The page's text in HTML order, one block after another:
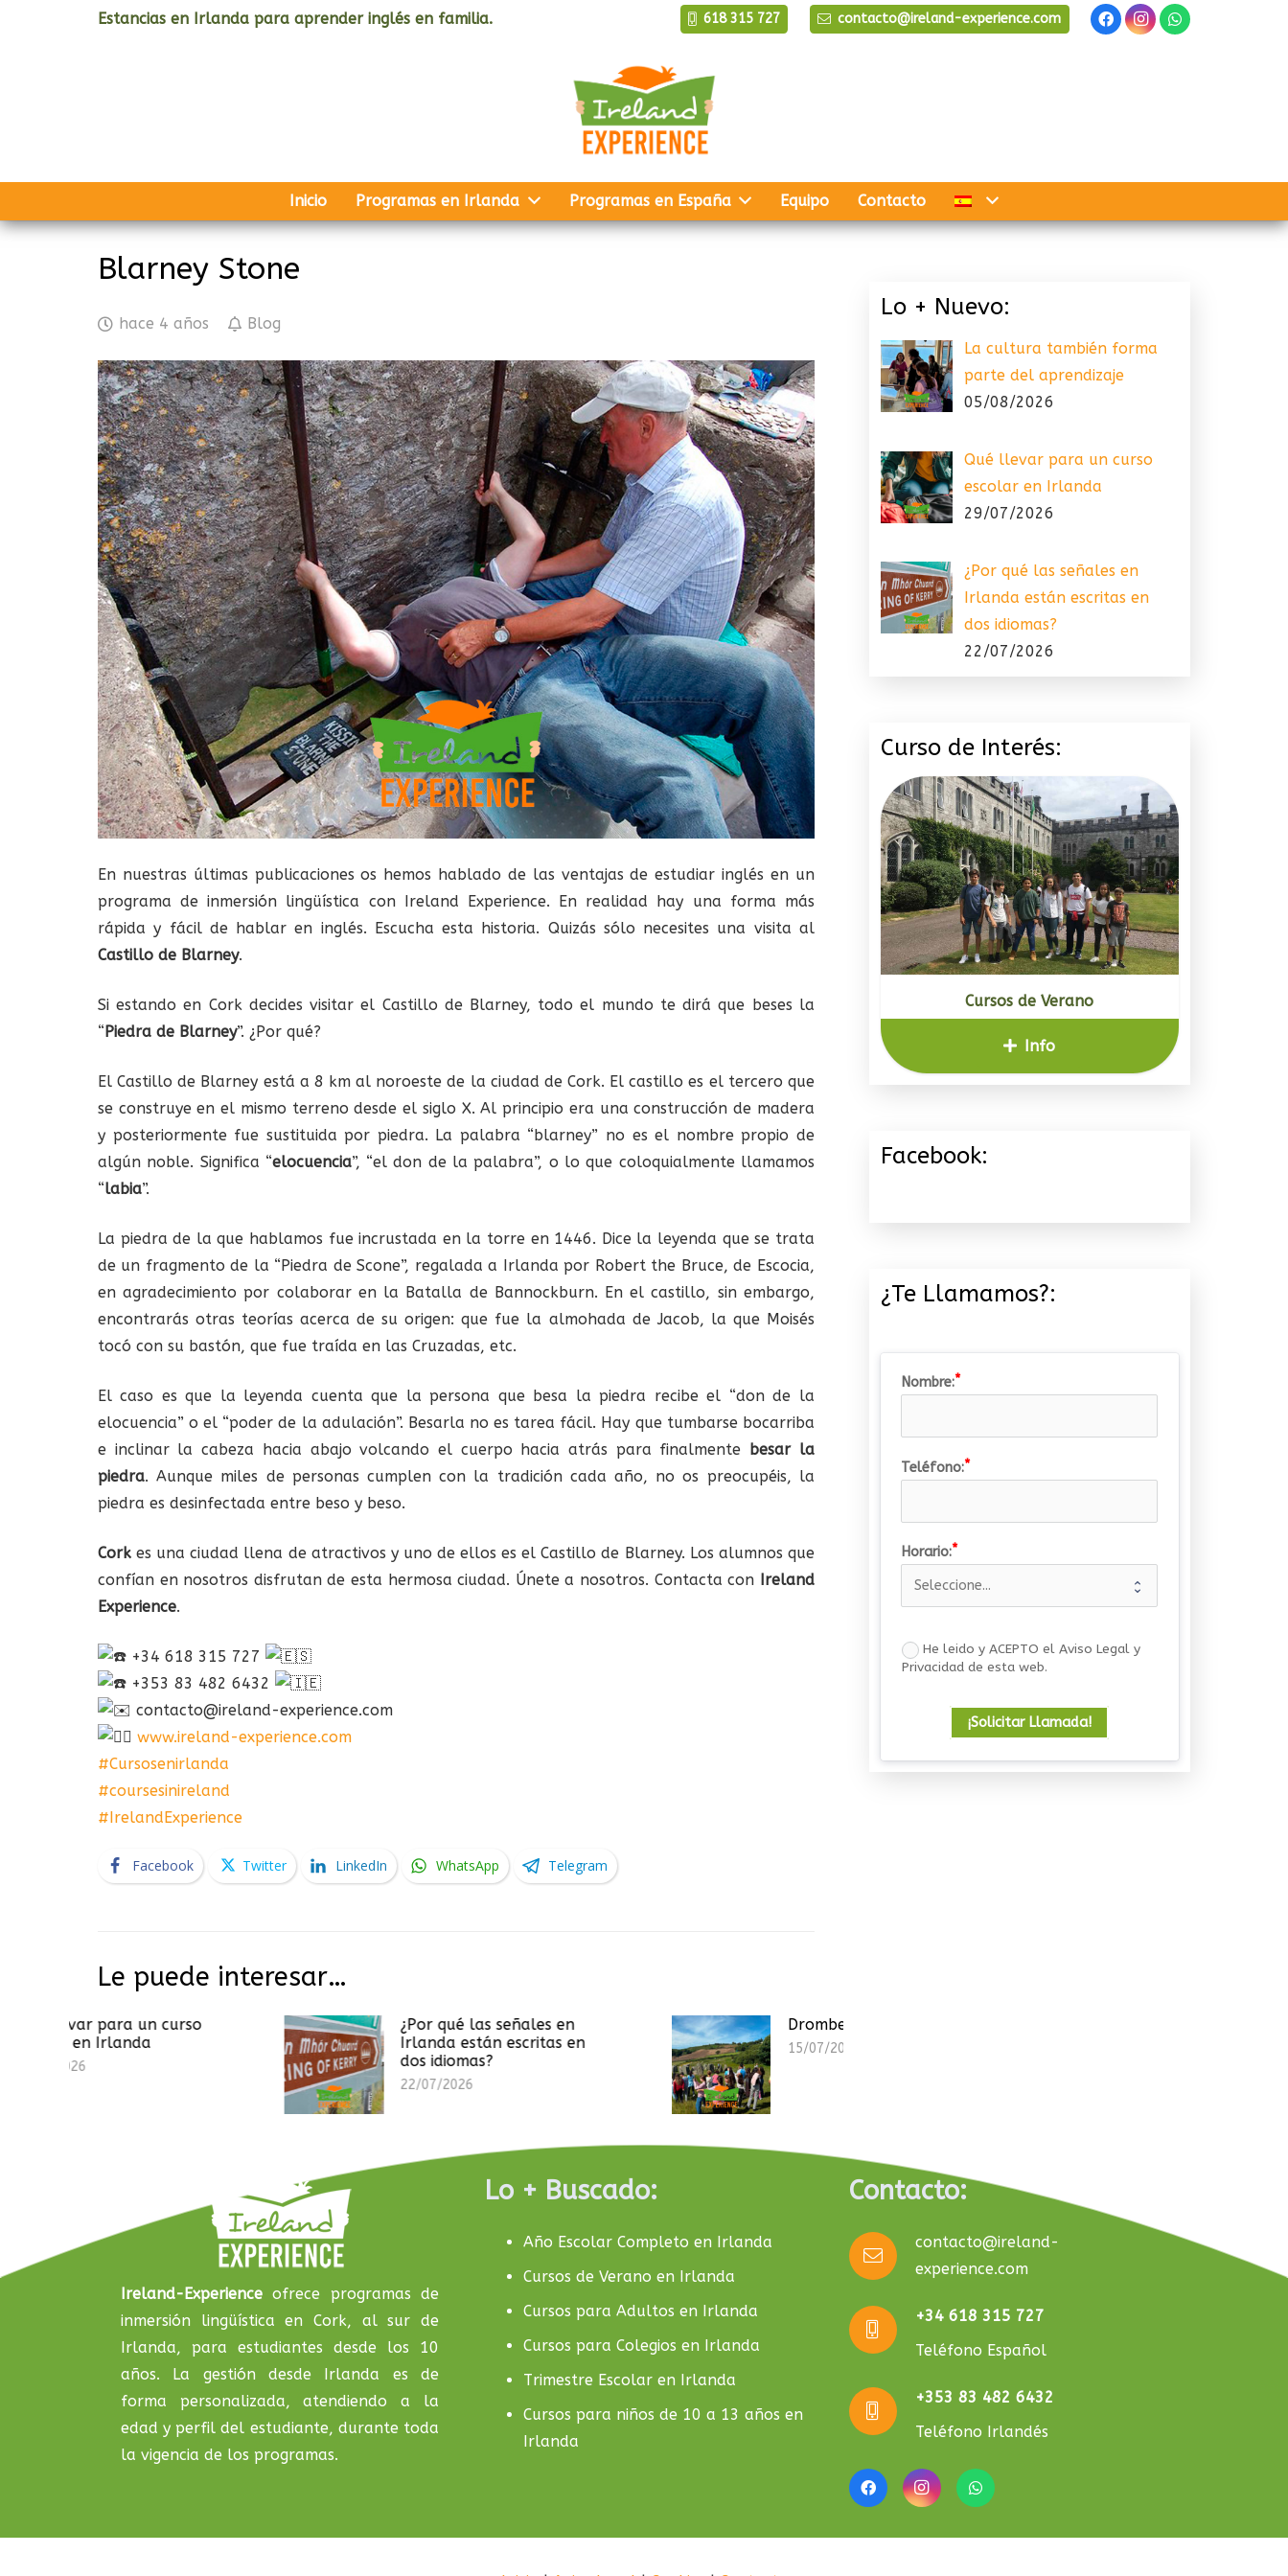
Estancias en Irlanda para aprender inglés en familia. 618 315 727 contacto@ireland-experience.com
Inicio Programas en Irlanda Programas en España Equipo Contacto
Blarney Stone
hace 4 años Blog
En nuestras últimas publicaciones os hemos hablado de las ventajas de estudiar inglés en un
programa de inmersión lingüística con Ireland Experience. En realidad hay una forma más
rápida y fácil de hablar en inglés. Escucha esta historia. Quizás sólo necesites una visita al
Castillo de Blarney.
Si estando en Cork decides visitar el Castillo de Blarney, todo el mundo te dirá que beses la
“Piedra de Blarney”. ¿Por qué?
El Castillo de Blarney está a 8 km al noroeste de la ciudad de Cork. El castillo es el tercero que
se construye en el mismo terreno desde el siglo X. Al principio era una construcción de madera
y posteriormente fue sustituida por piedra. La palabra “blarney” no es el nombre propio de
algún noble. Significa “elocuencia”, “el don de la palabra”, o lo que coloquialmente llamamos
“labia”.
La piedra de la que hablamos fue incrustada en la torre en 1446. Dice la leyenda que se trata
de un fragmento de la “Piedra de Scone”, regalada a Irlanda por Robert the Bruce, de Escocia,
en agradecimiento por colaborar en la Batalla de Bannockburn. En el castillo, sin embargo,
encontrarás otras teorías acerca de su origen: que fue la almohada de Jacob, la que Moisés
tocó con su bastón, que fue traída en las Cruzadas, etc.
El caso es que la leyenda cuenta que la persona que besa la piedra recibe el “don de la
elocuencia” o el “poder de la adulación”. Besarla no es tarea fácil. Hay que tumbarse bocarriba
e inclinar la cabeza hacia abajo volcando el cuerpo hacia atrás para finalmente besar la
piedra. Aunque miles de personas cumplen con la tradición cada año, no os preocupéis, la
piedra es desinfectada entre beso y beso.
Cork es una ciudad llena de atractivos y uno de ellos es el Castillo de Blarney. Los alumnos que
confían en nosotros disfrutan de esta hermosa ciudad. Únete a nosotros. Contacta con Ireland
Experience.
+34 618 315 727
+353 83 482 6432
contacto@ireland-experience.com
www.ireland-experience.com
#Cursosenirlanda
#coursesinireland
#IrelandExperience
Facebook Twitter LinkedIn WhatsApp Telegram
Le puede interesar…
un curso
¿Por qué las señales en
Irlanda están escritas en
dos idiomas?
22/07/2026
Drombeg Stone Circle
15/07/2026
Lo + Nuevo:
La cultura también forma
parte del aprendizaje
05/08/2026
Qué llevar para un curso
escolar en Irlanda
29/07/2026
¿Por qué las señales en
Irlanda están escritas en
dos idiomas?
22/07/2026
Curso de Interés:
Cursos de Verano
Info
Facebook:
¿Te Llamamos?:
Nombre:
Teléfono:
Horario:
He leido y ACEPTO el Aviso Legal y
Privacidad de esta web.
¡Solicitar Llamada!
Ireland-Experience ofrece programas de
inmersión lingüística en Cork, al sur de
Irlanda, para estudiantes desde los 10
años. La gestión desde Irlanda es de
forma personalizada, atendiendo a la
edad y perfil del estudiante, durante toda
la vigencia de los programas.
Lo + Buscado:
Año Escolar Completo en Irlanda
Cursos de Verano en Irlanda
Cursos para Adultos en Irlanda
Cursos para Colegios en Irlanda
Trimestre Escolar en Irlanda
Cursos para niños de 10 a 13 años en
Irlanda
Contacto:
contacto@ireland-
experience.com
+34 618 315 727
Teléfono Español
+353 83 482 6432
Teléfono Irlandés